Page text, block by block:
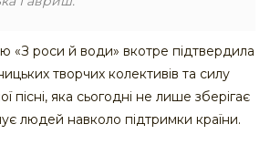
«З роси й води» вкотре підтвердила
творчих колективів та силу
пісні, яка сьогодні не лише зберігає
людей навколо підтримки країни.